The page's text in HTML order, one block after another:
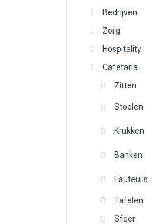
Bedrijven
Zorg
Hospitality
Cafetaria
Zitten
Stoelen
Krukken
Banken
Fauteuils
Tafelen
Sfeer